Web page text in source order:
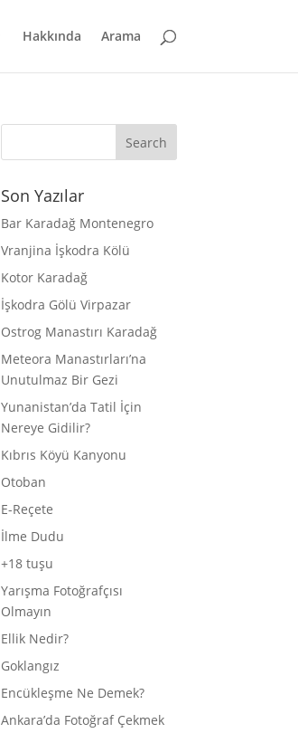
Hakkında Arama
Son Yazılar
Bar Karadağ Montenegro
Vranjina İşkodra Kölü
Kotor Karadağ
İşkodra Gölü Virpazar
Ostrog Manastırı Karadağ
Meteora Manastırları’na
Unutulmaz Bir Gezi
Yunanistan’da Tatil İçin
Nereye Gidilir?
Kıbrıs Köyü Kanyonu
Otoban
E-Reçete
İlme Dudu
+18 tuşu
Yarışma Fotoğrafçısı
Olmayın
Ellik Nedir?
Goklangız
Encükleşme Ne Demek?
Ankara’da Fotoğraf Çekmek